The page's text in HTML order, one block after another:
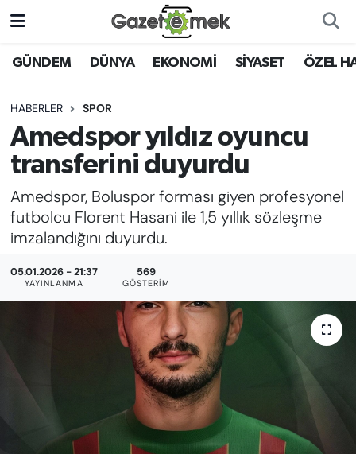
GÜNDEM DÜNYA EKONOMİ SİYASET ÖZEL
HABERLER SPOR
Amedspor yıldız oyuncu
transferini duyurdu
Amedspor, Boluspor forması giyen profesyonel
futbolcu Florent Hasani ile 1,5 yıllık sözleşme
imzalandığını duyurdu.
05.01.2026 - 21:37
YAYINLANMA
569
GÖSTERIM
DÜNYA
EKONOMİ
EMEK HABERLERİ
YENİ MEDYADA EMEK
GAZETECİLİĞİNİ GELİŞTİRMEK
FAYDALI BİLGİLER
GÜNDEM
SPOR
Nöbetçi Eczaneler
Hava Durumu
İstanbul Namaz Vakitleri
Süper Lig Puan Durumu ve Fikstür
Tüm Manşetler
Son Dakika Haberleri
Haber Arşivi